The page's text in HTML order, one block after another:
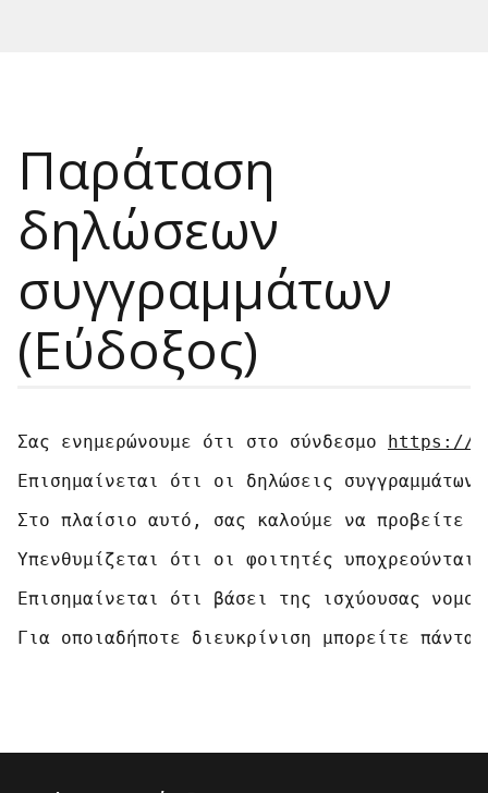
Παράταση
δηλώσεων
συγγραμμάτων
(Εύδοξος)
Σας ενημερώνουμε ότι στο σύνδεσμο https://
Επισημαίνεται ότι οι δηλώσεις
Στο πλαίσιο αυτό, σας καλούμε να προβείτε
Υπενθυμίζεται ότι οι φοιτητές
Επισημαίνεται ότι βάσει της ισχύουσας
Για οποιαδήποτε διευκρίνιση μπορείτε